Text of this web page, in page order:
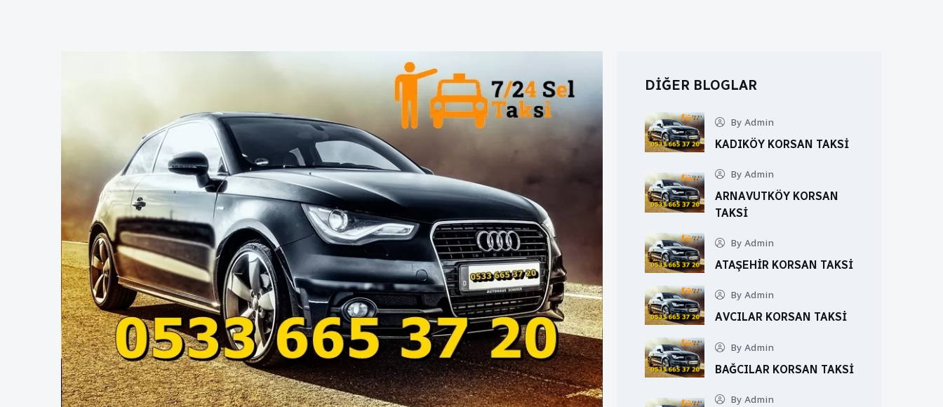
DIĞER BLOGLAR
By Admin
KADIKÖY KORSAN TAKSI
By Admin
ARNAVUTKÖY KORSAN
TAKSI
By Admin
ATAŞEHIR KORSAN TAKSI
By Admin
AVCILAR KORSAN TAKSI
By Admin
BAĞCILAR KORSAN TAKSI
By Admin